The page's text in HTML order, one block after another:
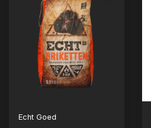
Echt Goed